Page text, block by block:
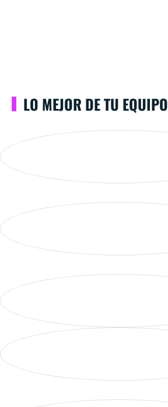
LO MEJOR DE TU EQUIPO